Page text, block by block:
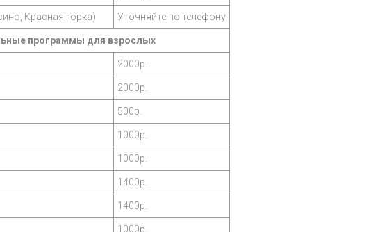
Красная горка) Уточняйте по телефону
программы для взрослых
2000р.
2000р.
500р.
1000р.
1000р.
1400р.
1400р.
1000р.